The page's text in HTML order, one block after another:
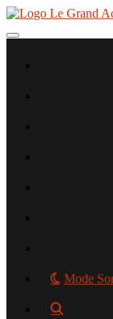
Aller
contenu
Toggle navigation
Mode